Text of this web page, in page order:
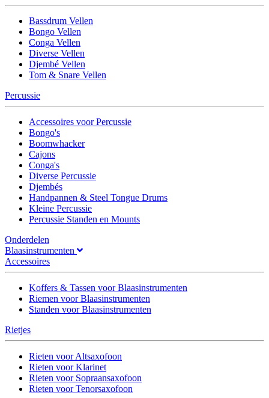
Bassdrum Vellen
Bongo Vellen
Conga Vellen
Diverse Vellen
Djembé Vellen
Tom & Snare Vellen
Percussie
Accessoires voor Percussie
Bongo's
Boomwhacker
Cajons
Conga's
Diverse Percussie
Djembés
Handpannen & Steel Tongue Drums
Kleine Percussie
Percussie Standen en Mounts
Onderdelen
Blaasinstrumenten
Accessoires
Koffers & Tassen voor Blaasinstrumenten
Riemen voor Blaasinstrumenten
Standen voor Blaasinstrumenten
Rietjes
Rieten voor Altsaxofoon
Rieten voor Klarinet
Rieten voor Sopraansaxofoon
Rieten voor Tenorsaxofoon